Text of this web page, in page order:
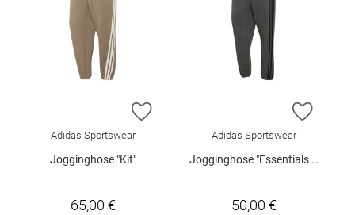
ZUR WUNSCHLISTE HINZUFÜGEN
Adidas Sportswear
Jogginghose "Kit"
65,00 €
ZUR
Adidas Sportswear
Jogginghose "Essentials Fleece"
50,00 €